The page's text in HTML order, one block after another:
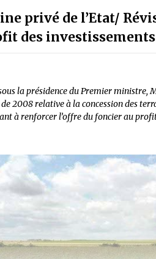
privé de l’Etat/
des investissements
la présidence du Premier ministre,
2008 relative à la concession des
à renforcer l’offre du foncier au